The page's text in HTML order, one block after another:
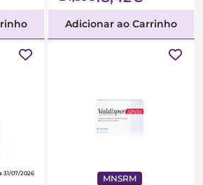
Adicionar ao Carrinho
31/07/2026 MNSRM